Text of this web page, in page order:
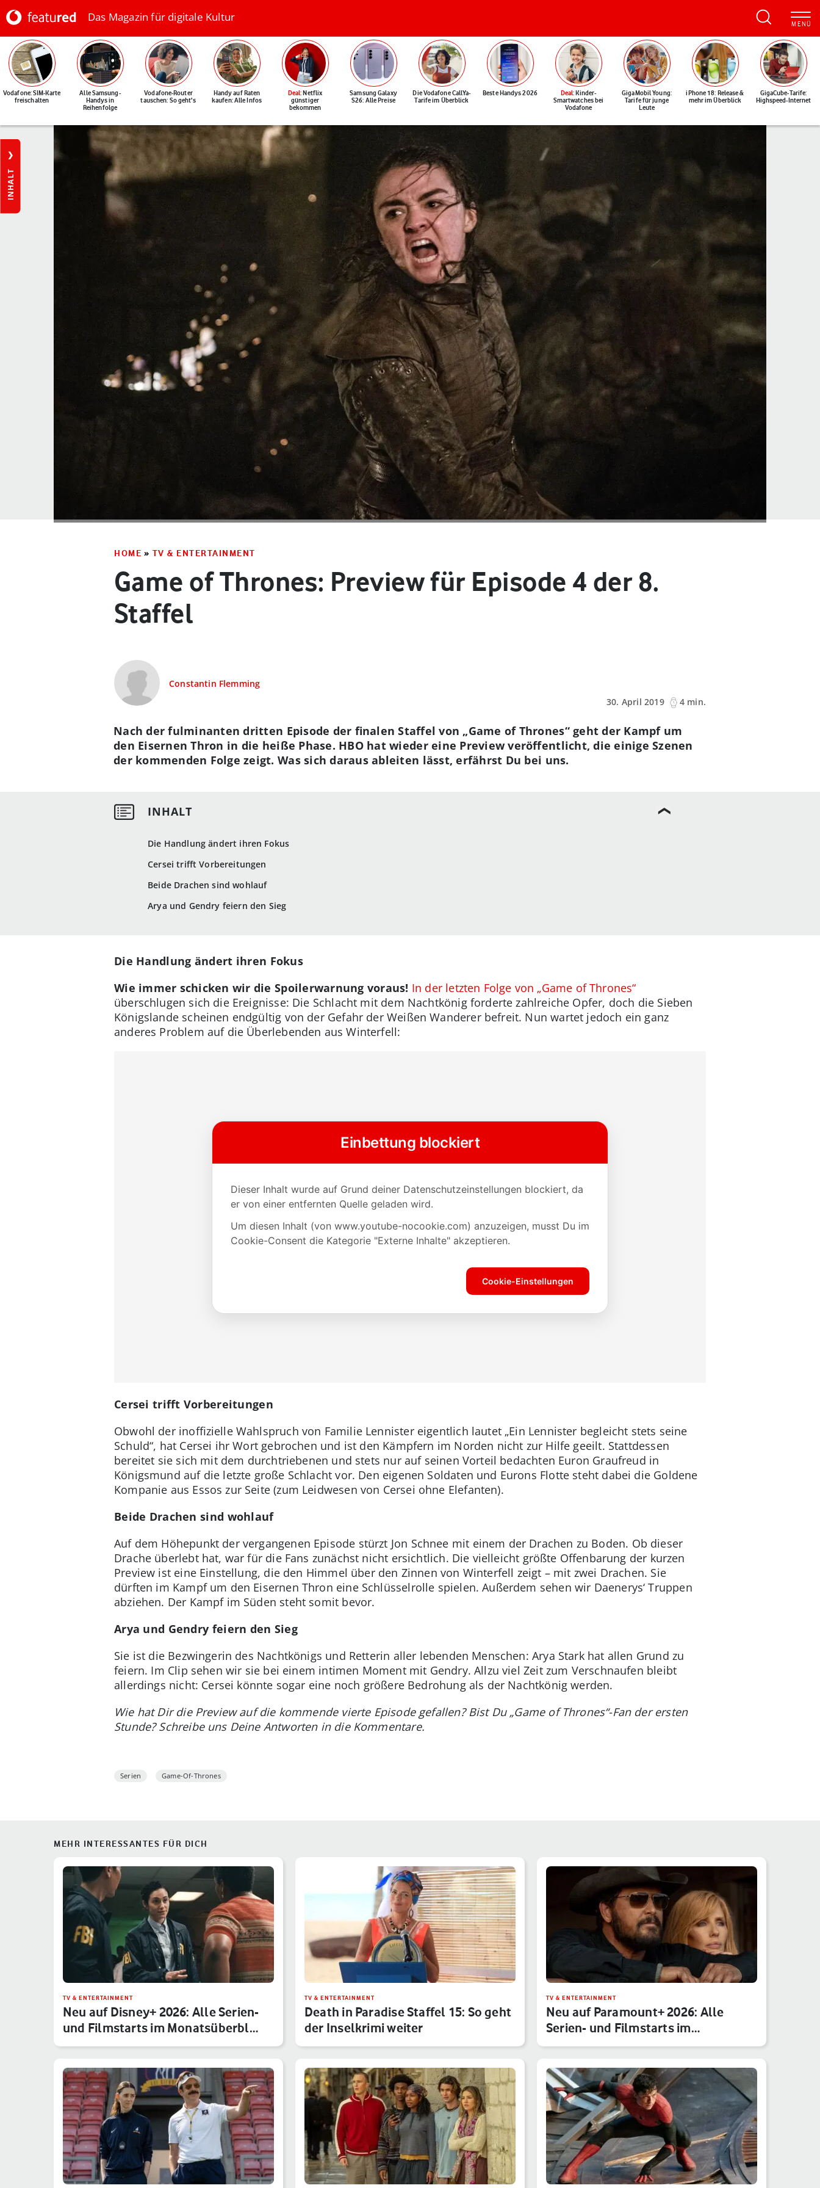
Das Magazin für digitale Kultur
Vodafone: SIM-Karte
freischalten
Alle Samsung-
Handys in
Reihenfolge
Vodafone-Router
tauschen: So geht's
Handy auf Raten
kaufen: Alle Infos
Deal: Netflix
günstiger
bekommen
Samsung Galaxy
S26: Alle Preise
Die Vodafone CallYa-
Tarife im Überblick
Beste Handys 2026 Deal: Kinder-
Smartwatches bei
Vodafone
GigaMobil Young:
Tarife für junge
Leute
iPhone 18: Release &
mehr im Überblick
GigaCube-Tarife:
Highspeed-Internet
INHALT
HOME » TV & ENTERTAINMENT
Game of Thrones: Preview für Episode 4 der 8.
Staffel
Constantin Flemming
30. April 2019
4 min.
Die Handlung ändert ihren Fokus
Cersei trifft Vorbereitungen
Beide Drachen sind wohlauf
Arya und Gendry feiern den Sieg
Nach der fulminanten dritten Episode der finalen Staffel von „Game of Thrones“ geht der Kampf um
den Eisernen Thron in die heiße Phase. HBO hat wieder eine Preview veröffentlicht, die einige Szenen
der kommenden Folge zeigt. Was sich daraus ableiten lässt, erfährst Du bei uns.
Die Handlung ändert ihren Fokus
Wie immer schicken wir die Spoilerwarnung voraus! In der letzten Folge von „Game of Thrones“
überschlugen sich die Ereignisse: Die Schlacht mit dem Nachtkönig forderte zahlreiche Opfer, doch die Sieben
Königslande scheinen endgültig von der Gefahr der Weißen Wanderer befreit. Nun wartet jedoch ein ganz
anderes Problem auf die Überlebenden aus Winterfell:
Cersei trifft Vorbereitungen
Obwohl der inoffizielle Wahlspruch von Familie Lennister eigentlich lautet „Ein Lennister begleicht stets seine
Schuld“, hat Cersei ihr Wort gebrochen und ist den Kämpfern im Norden nicht zur Hilfe geeilt. Stattdessen
bereitet sie sich mit dem durchtriebenen und stets nur auf seinen Vorteil bedachten Euron Graufreud in
Königsmund auf die letzte große Schlacht vor. Den eigenen Soldaten und Eurons Flotte steht dabei die Goldene
Kompanie aus Essos zur Seite (zum Leidwesen von Cersei ohne Elefanten).
Beide Drachen sind wohlauf
Auf dem Höhepunkt der vergangenen Episode stürzt Jon Schnee mit einem der Drachen zu Boden. Ob dieser
Drache überlebt hat, war für die Fans zunächst nicht ersichtlich. Die vielleicht größte Offenbarung der kurzen
Preview ist eine Einstellung, die den Himmel über den Zinnen von Winterfell zeigt – mit zwei Drachen. Sie
dürften im Kampf um den Eisernen Thron eine Schlüsselrolle spielen. Außerdem sehen wir Daenerys‘ Truppen
abziehen. Der Kampf im Süden steht somit bevor.
Arya und Gendry feiern den Sieg
Sie ist die Bezwingerin des Nachtkönigs und Retterin aller lebenden Menschen: Arya Stark hat allen Grund zu
feiern. Im Clip sehen wir sie bei einem intimen Moment mit Gendry. Allzu viel Zeit zum Verschnaufen bleibt
allerdings nicht: Cersei könnte sogar eine noch größere Bedrohung als der Nachtkönig werden.
Wie hat Dir die Preview auf die kommende vierte Episode gefallen? Bist Du „Game of Thrones“-Fan der ersten
Stunde? Schreibe uns Deine Antworten in die Kommentare.
Serien Game-Of-Thrones
MEHR INTERESSANTES FÜR DICH
TV & ENTERTAINMENT
Neu auf Disney+ 2026: Alle Serien-
und Filmstarts im Monatsüberbl…
TV & ENTERTAINMENT
Death in Paradise Staffel 15: So geht
der Inselkrimi weiter
TV & ENTERTAINMENT
Neu auf Paramount+ 2026: Alle
Serien- und Filmstarts im
Monatsübe…